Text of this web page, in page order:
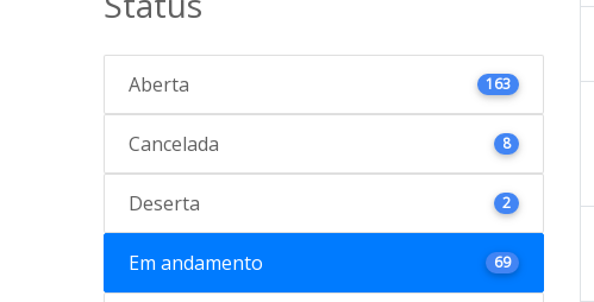
Aberta 163
Cancelada 8
Deserta 2
Em andamento 69